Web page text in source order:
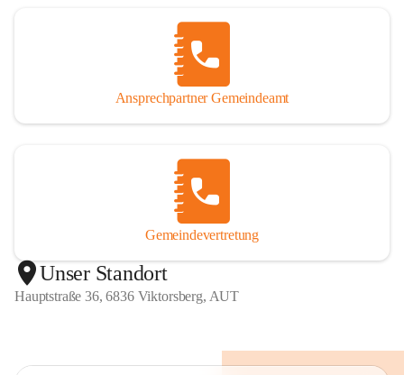
Ansprechpartner Gemeindeamt
Gemeindevertretung
Unser Standort
Hauptstraße 36, 6836 Viktorsberg, AUT